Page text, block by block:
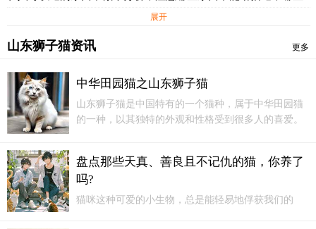
东西不能随意给猫吃，哪些东西不能给猫多吃，这是猫主人必须
咬碎后会产生一些尖的碎片，这些碎片有时会刺伤他的嘴巴或内
后添加到饲料中。
晒干的鱼干含有比较多量的镁，容易诱发和导致山东狮子猫
的尿道结石或泌尿系统疾病，所以尽量让猫少食。一只成年猫一
天大概需要盐分0.3~0.5克，在猫的饲料中食盐注意不要过量。带
香辛辣料的肉类会让猫的嗅觉迟钝，也不适合给猫吃。比如最为
常见的肯德鸡肉，猫愿意吃，但不要给它吃。乌贼、尤鱼和一些
贝类的肉含有一些山东狮子猫不适应的成分，吃多了会引起猫的
消化不良和胃肠障碍。尤鱼干进入猫胃后会吸收水分而膨胀，所
展开
山东狮子猫资讯 更多
中华田园猫之山东狮子猫
山东狮子猫是中国特有的一个猫种，属于中华田园猫
的一种，以其独特的外观和性格受到很多人的喜爱。
盘点那些天真、善良且不记仇的猫，你养了
吗?
猫咪这种可爱的小生物，总是能轻易地俘获我们的